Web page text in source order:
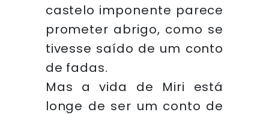
castelo imponente parece
prometer abrigo, como se
tivesse saído de um conto
de fadas.
Mas a vida de Miri está
longe de ser um conto de